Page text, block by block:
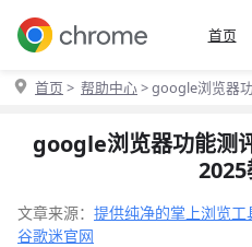
首页
首页 > 帮助中心> google浏览器
google浏览器功能测
文章来源： 提供纯净的掌上浏览工
谷歌迷官网